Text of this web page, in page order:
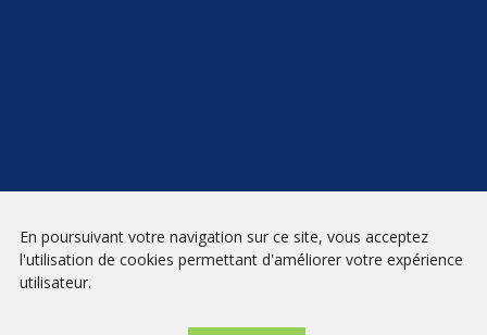
NEWSLETTER
En poursuivant votre navigation sur ce site, vous acceptez
l'utilisation de cookies permettant d'améliorer votre expérience
utilisateur.